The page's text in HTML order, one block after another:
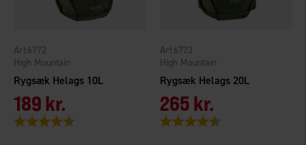
Rygsæk Helags 10L
High Mountain
6772
189 kr.
Vurdering:
Rygsæk Helags 20L
High Mountain
6773
265 kr.
Vurdering: